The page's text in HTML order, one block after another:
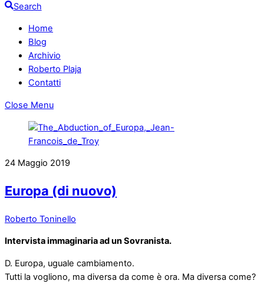
Search
Home
Blog
Archivio
Roberto Plaja
Contatti
Close Menu
24 Maggio 2019
Europa (di nuovo)
Roberto Toninello
Intervista immaginaria ad un Sovranista.
D. Europa, uguale cambiamento.
Tutti la vogliono, ma diversa da come è ora. Ma diversa come?